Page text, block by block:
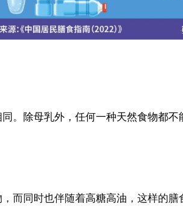
。 除母乳外，任何一种天然食物都不
而同时也伴随着高糖高油 ，这样的膳